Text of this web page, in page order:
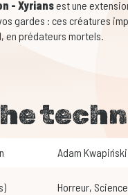
- Xyriansest une
gardes : ces créatures
en prédateurs mortels.
Adam Kwapiński
Horreur,